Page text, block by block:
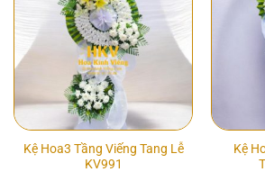
Kệ Hoa3 Tầng Viếng Tang Lễ
KV991
Kệ